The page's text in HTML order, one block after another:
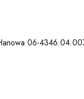
06-